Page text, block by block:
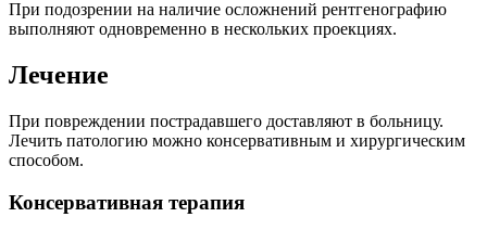
При подозрении на наличие осложнений рентгенографию
выполняют одновременно в нескольких проекциях.
Лечение
При повреждении пострадавшего доставляют в больницу.
Лечить патологию можно консервативным и хирургическим
способом.
Консервативная терапия